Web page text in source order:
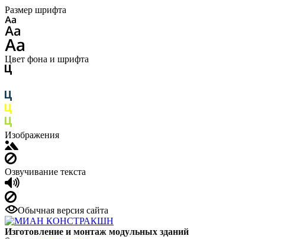
Размер шрифта
Цвет фона и шрифта
Изображения
Озвучивание текста
Обычная версия сайта
Изготовление и монтаж модульных зданий